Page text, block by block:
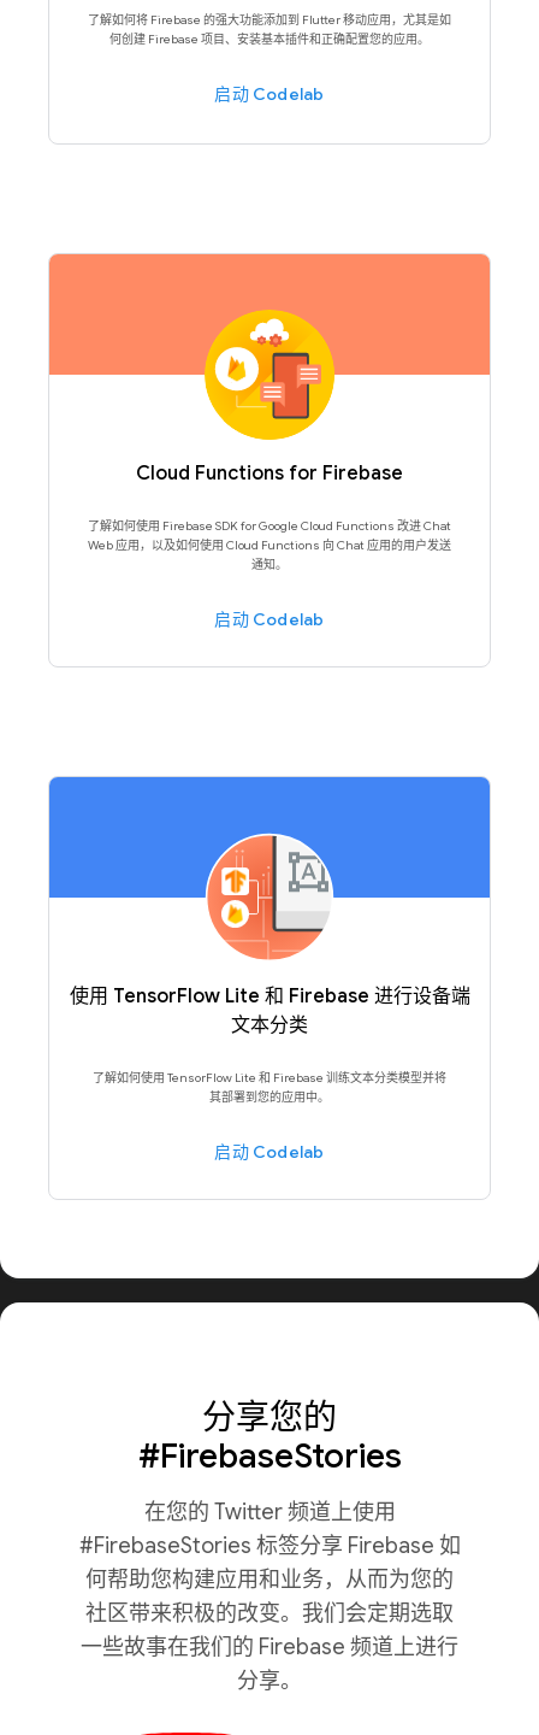
了解如何将 Firebase 的强大功能添加到 Flutter 移动应用，尤其是如
何创建 Firebase 项目、安装基本插件和正确配置您的应用。
启动 Codelab
Cloud Functions for Firebase
了解如何使用 Firebase SDK for Google Cloud Functions 改进 Chat
Web 应用，以及如何使用 Cloud Functions 向 Chat 应用的用户发送
通知。
启动 Codelab
使用 TensorFlow Lite 和 Firebase 进行设备端
文本分类
了解如何使用 TensorFlow Lite 和 Firebase 训练文本分类模型并将
其部署到您的应用中。
启动 Codelab
分享您的
#FirebaseStories
在您的 Twitter 频道上使用
#FirebaseStories 标签分享 Firebase 如
何帮助您构建应用和业务，从而为您的
社区带来积极的改变。我们会定期选取
一些故事在我们的 Firebase 频道上进行
分享。